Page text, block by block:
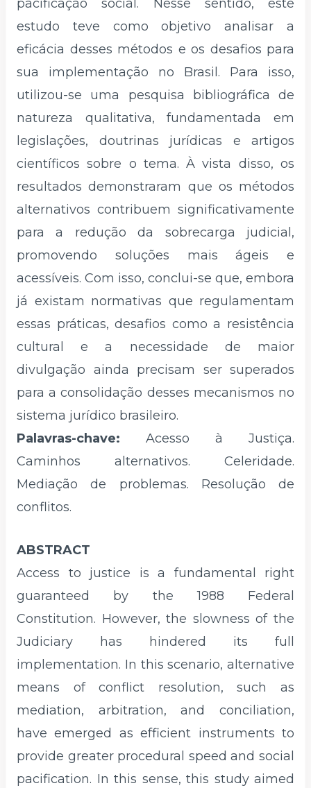
pacificação social. Nesse sentido, este
estudo teve como objetivo analisar a
eficácia desses métodos e os desafios para
sua implementação no Brasil. Para isso,
utilizou-se uma pesquisa bibliográfica de
natureza qualitativa, fundamentada em
legislações, doutrinas jurídicas e artigos
científicos sobre o tema. À vista disso, os
resultados demonstraram que os métodos
alternativos contribuem significativamente
para a redução da sobrecarga judicial,
promovendo soluções mais ágeis e
acessíveis. Com isso, conclui-se que, embora
já existam normativas que regulamentam
essas práticas, desafios como a resistência
cultural e a necessidade de maior
divulgação ainda precisam ser superados
para a consolidação desses mecanismos no
sistema jurídico brasileiro.
Palavras-chave: Acesso à Justiça.
Caminhos alternativos. Celeridade.
Mediação de problemas. Resolução de
conflitos.
ABSTRACT
Access to justice is a fundamental right
guaranteed by the 1988 Federal
Constitution. However, the slowness of the
Judiciary has hindered its full
implementation. In this scenario, alternative
means of conflict resolution, such as
mediation, arbitration, and conciliation,
have emerged as efficient instruments to
provide greater procedural speed and social
pacification. In this sense, this study aimed